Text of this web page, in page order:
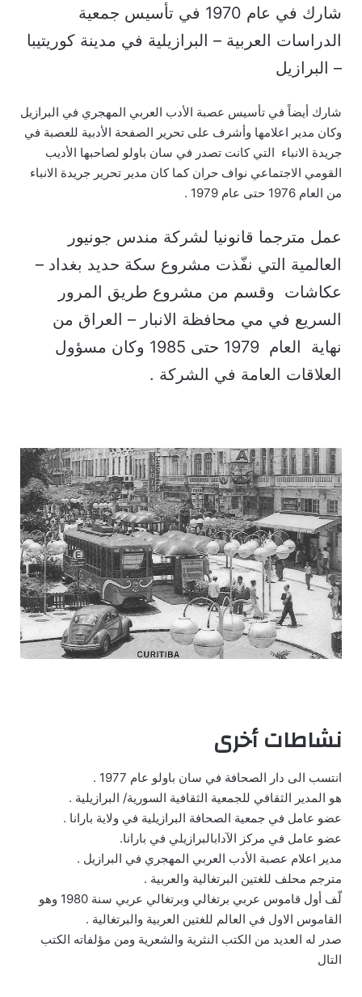
شارك في عام 1970 في تأسيس جمعية
الدراسات العربية – البرازيلية في مدينة كوريتيبا
– البرازيل
شارك أيضاً في تأسيس عصبة الأدب العربي المهجري في البرازيل
وكان مدير اعلامها وأشرف على تحرير الصفحة الأدبية للعصبة في
جريدة الانباء التي كانت تصدر في سان باولو لصاحبها الأديب
القومي الاجتماعي نواف حران كما كان مدير تحرير جريدة الانباء
من العام 1976 حتى عام 1979 .
عمل مترجما قانونيا لشركة مندس جونيور
العالمية التي نفّذت مشروع سكة حديد بغداد –
عكاشات وقسم من مشروع طريق المرور
السريع في مي محافظة الانبار – العراق من
نهاية العام 1979 حتى 1985 وكان مسؤول
العلاقات العامة في الشركة .
نشاطات أخرى
انتسب الى دار الصحافة في سان باولو عام 1977 .
هو المدير الثقافي للجمعية الثقافية السورية/ البرازيلية .
عضو عامل في جمعية الصحافة البرازيلية في ولاية بارانا .
عضو عامل في مركز الآدابالبرازيلي في بارانا.
مدير اعلام عصبة الأدب العربي المهجري في البرازيل .
مترجم محلف للغتين البرتغالية والعربية .
لّف أول قاموس عربي برتغالي وبرتغالي عربي سنة 1980 وهو
القاموس الاول في العالم للغتين العربية والبرتغالية .
صدر له العديد من الكتب النثرية والشعرية ومن مؤلفاته الكتب
التال